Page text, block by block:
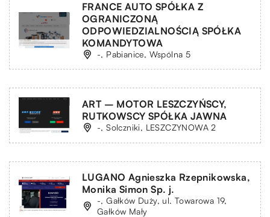
FRANCE AUTO SPÓŁKA Z
OGRANICZONĄ
ODPOWIEDZIALNOŚCIĄ SPÓŁKA
KOMANDYTOWA
-, Pabianice, Wspólna 5
ART – MOTOR LESZCZYŃSCY,
RUTKOWSCY SPÓŁKA JAWNA
-, Solczniki, LESZCZYNOWA 2
LUGANO Agnieszka Rzepnikowska,
Monika Simon Sp. j.
-, Gałków Duży, ul. Towarowa 19,
Gałków Mały